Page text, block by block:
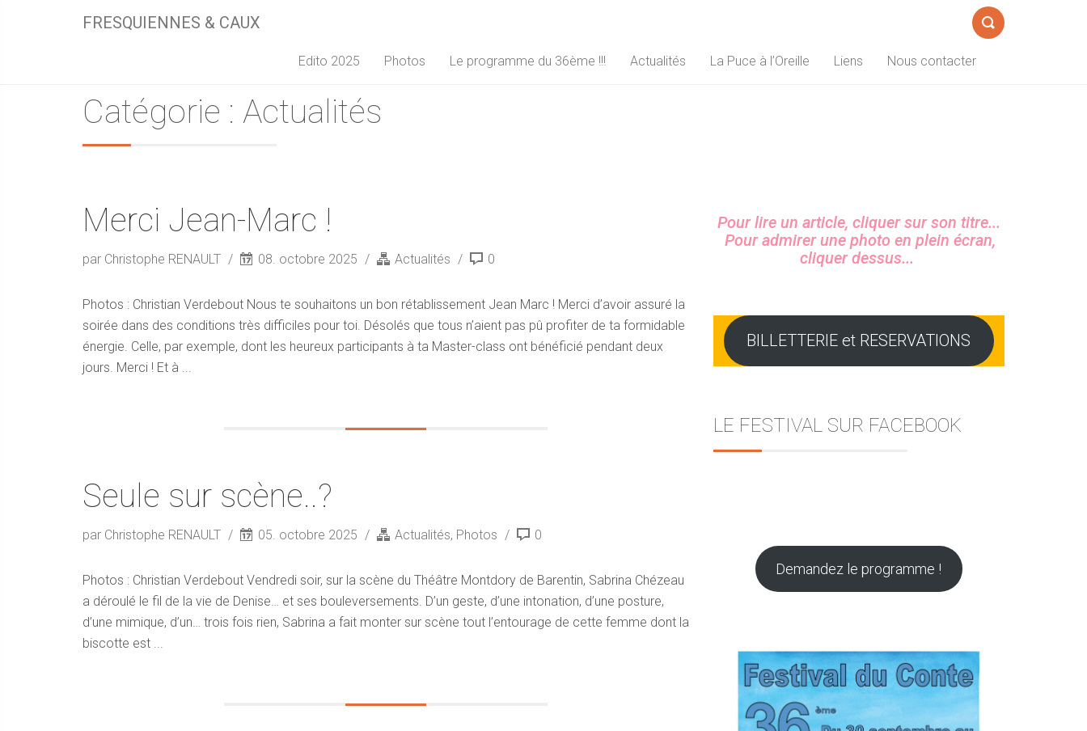
FRESQUIENNES & CAUX
de
Edito 2025 Photos Le programme du 36ème !!! Actualités La Puce à l’Oreille Liens Nous contacter
Catégorie : Actualités
Merci Jean-Marc !
par Christophe RENAULT 08. octobre 2025 Actualités 0
Photos : Christian Verdebout Nous te souhaitons un bon rétablissement Jean Marc ! Merci d’avoir assuré la
soirée dans des conditions très difficiles pour toi. Désolés que tous n’aient pas pû profiter de ta formidable
énergie. Celle, par exemple, dont les heureux participants à ta Master-class ont bénéficié pendant deux
jours. Merci ! Et à ...
Seule sur scène..?
par Christophe RENAULT 05. octobre 2025 Actualités, Photos 0
Photos : Christian Verdebout Vendredi soir, sur la scène du Théâtre Montdory de Barentin, Sabrina Chézeau
a déroulé le fil de la vie de Denise… et ses bouleversements. D’un geste, d’une intonation, d’une posture,
d’une mimique, d’un… trois fois rien, Sabrina a fait monter sur scène tout l’entourage de cette femme dont la
biscotte est ...
Sidebar
Pour lire un article, cliquer sur son titre...
Pour admirer une photo en plein écran,
cliquer dessus...
BILLETTERIE et RESERVATIONS
LE FESTIVAL SUR FACEBOOK
Demandez le programme !